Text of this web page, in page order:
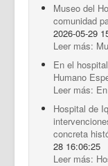
Museo del
comunidad
2026-05-29
Leer más:
En el
Humano
Leer más:
Hospital de
concreta
28 16:06:25
Leer más: